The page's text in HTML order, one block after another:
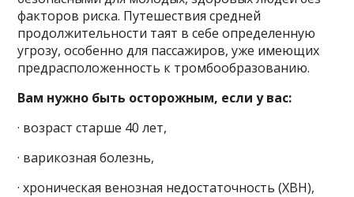
факторов риска. Путешествия средней
продолжительности таят в себе определенную
угрозу, особенно для пассажиров, уже имеющих
предрасположенность к тромбообразованию.
Вам нужно быть осторожным, если у вас:
· возраст старше 40 лет,
· варикозная болезнь,
· хроническая венозная недостаточность (ХВН),